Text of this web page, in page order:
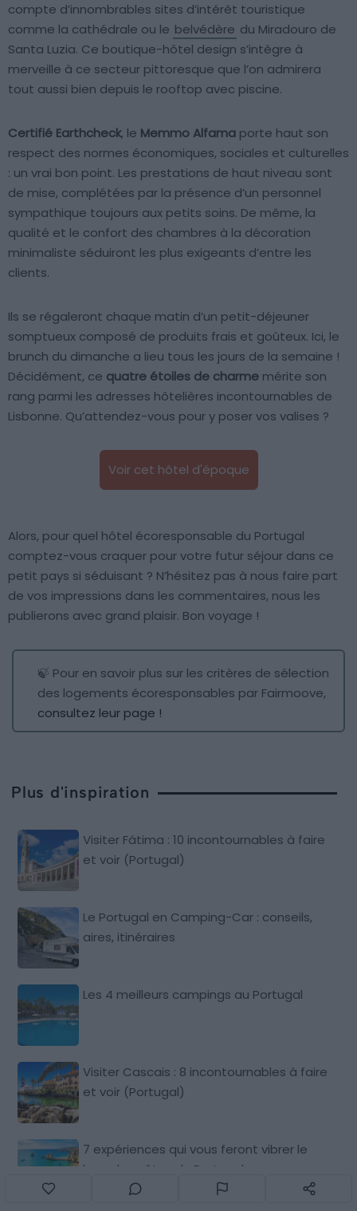
compte d’innombrables sites d’intérêt touristique
comme la cathédrale ou le belvédère du Miradouro de
Santa Luzia. Ce boutique-hôtel design s’intègre à
merveille à ce secteur pittoresque que l’on admirera
tout aussi bien depuis le rooftop avec piscine.
Certifié Earthcheck, le Memmo Alfama porte haut son
respect des normes économiques, sociales et culturelles
: un vrai bon point. Les prestations de haut niveau sont
de mise, complétées par la présence d’un personnel
sympathique toujours aux petits soins. De même, la
qualité et le confort des chambres à la décoration
minimaliste séduiront les plus exigeants d’entre les
clients.
Ils se régaleront chaque matin d’un petit-déjeuner
somptueux composé de produits frais et goûteux. Ici, le
brunch du dimanche a lieu tous les jours de la semaine !
Décidément, ce quatre étoiles de charme mérite son
rang parmi les adresses hôtelières incontournables de
Lisbonne. Qu’attendez-vous pour y poser vos valises ?
Voir cet hôtel d'époque
Alors, pour quel hôtel écoresponsable du Portugal
comptez-vous craquer pour votre futur séjour dans ce
petit pays si séduisant ? N’hésitez pas à nous faire part
de vos impressions dans les commentaires, nous les
publierons avec grand plaisir. Bon voyage !
🍃 Pour en savoir plus sur les critères de sélection
des logements écoresponsables par Fairmoove,
consultez leur page !
Plus d'inspiration
Visiter Fátima : 10 incontournables à faire
et voir (Portugal)
Le Portugal en Camping-Car : conseils,
aires, itinéraires
Les 4 meilleurs campings au Portugal
Visiter Cascais : 8 incontournables à faire
et voir (Portugal)
7 expériences qui vous feront vibrer le
long des côtes du Portugal